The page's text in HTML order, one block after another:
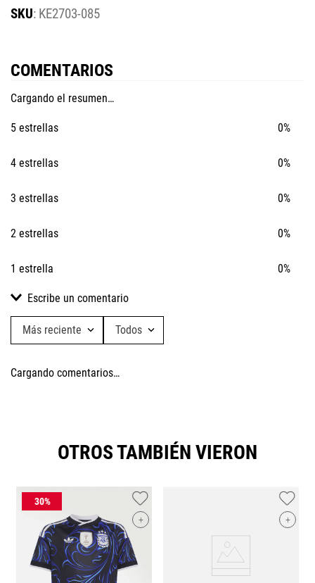
: KE2703-085
COMENTARIOS
Cargando el resumen…
5 estrellas 0%
4 estrellas 0%
3 estrellas 0%
2 estrellas 0%
1 estrella 0%
Escribe un comentario
Califica el producto de 1 a 5 estrellas
★★★★
Dirección de email
Más reciente Todos
Cargando comentarios…
OTROS TAMBIÉN VIERON
+ +